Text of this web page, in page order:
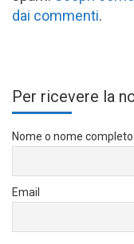
dai commenti.
Per ricevere la
Nome o nome completo
Email